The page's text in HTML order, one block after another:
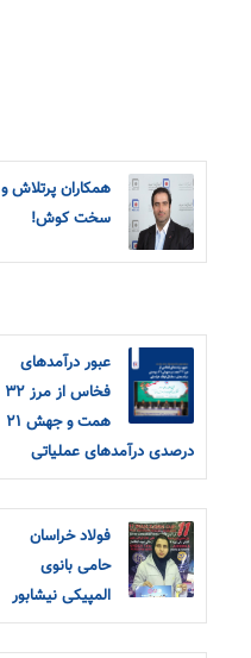
همکاران پرتلاش و
سخت کوش!
عبور درآمدهای
فخاس از مرز ۳۲
همت و جهش ۲۱
درصدی درآمدهای عملیاتی
فولاد خراسان
حامی بانوی
المپیکی نیشابور